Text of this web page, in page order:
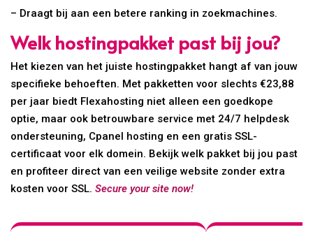
– Draagt bij aan een betere ranking in zoekmachines.
Welk hostingpakket past bij jou?
Het kiezen van het juiste hostingpakket hangt af van jouw
specifieke behoeften. Met pakketten voor slechts €23,88
per jaar biedt Flexahosting niet alleen een goedkope
optie, maar ook betrouwbare service met 24/7 helpdesk
ondersteuning, Cpanel hosting en een gratis SSL-
certificaat voor elk domein. Bekijk welk pakket bij jou past
en profiteer direct van een veilige website zonder extra
kosten voor SSL.Secure your site now!